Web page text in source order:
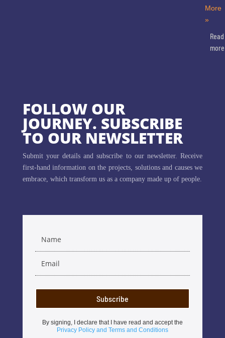
More
»
Read
more
FOLLOW OUR
JOURNEY. SUBSCRIBE
TO OUR NEWSLETTER
Submit your details and subscribe to our newsletter. Receive
first-hand information on the projects, solutions and causes we
embrace, which transform us as a company made up of people.
Subscribe
By signing, I declare that I have read and accept the
Privacy Policy and Terms and Conditions